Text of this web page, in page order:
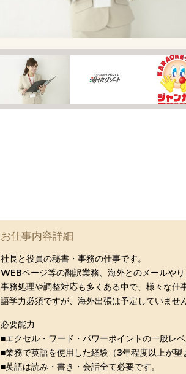
お仕事内容詳細
社長と役員の秘書・事務の仕事です。
WEBページ等の翻訳業務、海外とのメールやり
事務処理や調整対応も多くある中で、様々な仕
語学力必須ですが、海外出張は予定していません
必要能力
■エクセル・ワード・パワーポイントの一般レ
■業務で英語を使用した経験（3年程度以上が望
■英語は読み・書き・会話全て必要です。